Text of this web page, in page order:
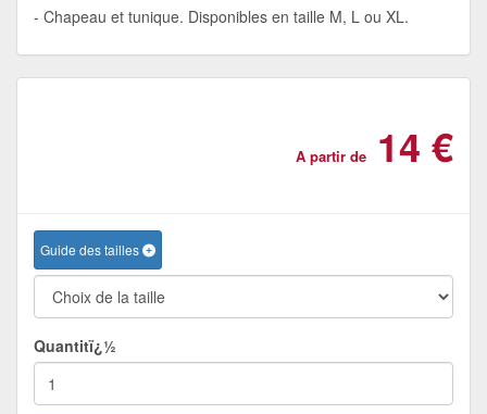
Chapeau et tunique. Disponibles en taille M, L ou XL.
A partir de 14 €
Guide des tailles
Quantitï¿½